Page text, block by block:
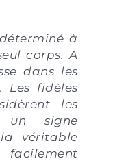
à
corps. A
dans les
Les fidèles
les
un signe
véritable